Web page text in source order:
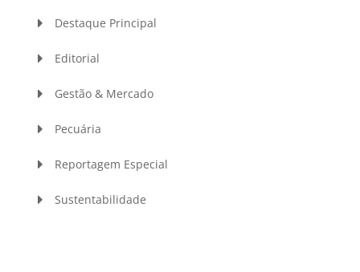
Destaque Principal
Editorial
Gestão & Mercado
Pecuária
Reportagem Especial
Sustentabilidade